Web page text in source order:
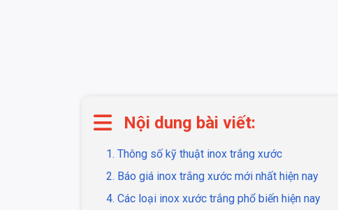
Nội dung bài viết:
1. Thông số kỹ thuật inox trắng xước
2. Báo giá inox trắng xước mới nhất hiện nay
4. Các loại inox xước trắng phổ biến hiện nay